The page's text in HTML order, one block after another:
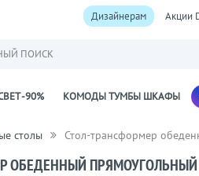
Дизайнерам Акции
ПОИСК
-90% КОМОДЫ ТУМБЫ ШКАФЫ
столы Стол-трансформер
ОБЕДЕННЫЙ